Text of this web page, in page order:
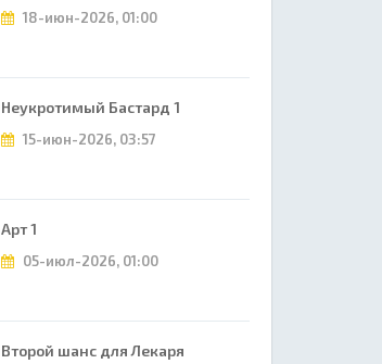
18-июн-2026, 01:00
Неукротимый Бастард 1
15-июн-2026, 03:57
Арт 1
05-июл-2026, 01:00
Второй шанс для Лекаря